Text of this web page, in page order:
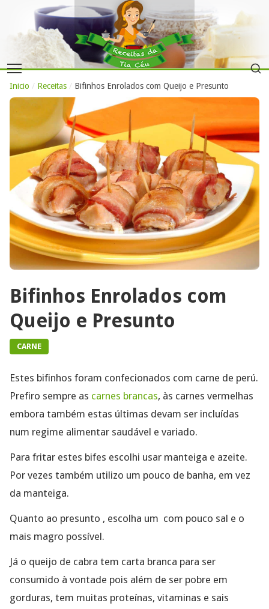
Inicio / Receitas / Bifinhos Enrolados com Queijo e Presunto
Bifinhos Enrolados com
Queijo e Presunto
CARNE
Estes bifinhos foram confecionados com carne de perú.
Prefiro sempre as carnes brancas, às carnes vermelhas
embora também estas últimas devam ser incluídas
num regime alimentar saudável e variado.
Para fritar estes bifes escolhi usar manteiga e azeite.
Por vezes também utilizo um pouco de banha, em vez
da manteiga.
Quanto ao presunto , escolha um com pouco sal e o
mais magro possível.
Já o queijo de cabra tem carta branca para ser
consumido à vontade pois além de ser pobre em
gorduras, tem muitas proteínas, vitaminas e sais